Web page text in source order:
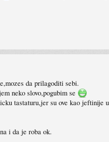
da prilagoditi sebi.
neko slovo,pogubim se
tastaturu,jer su ove kao jeftinije
i da je roba ok.